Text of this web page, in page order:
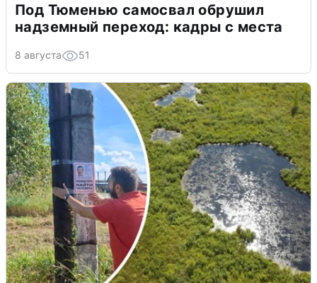
Под Тюменью самосвал обрушил
надземный переход: кадры с места
8 августа 51